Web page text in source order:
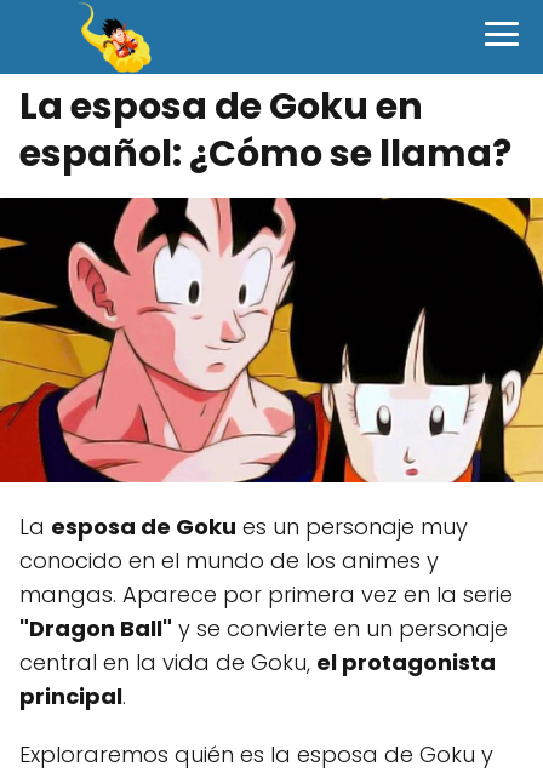
La esposa de Goku en
español: ¿Cómo se llama?
La esposa de Goku es un personaje muy
conocido en el mundo de los animes y
mangas. Aparece por primera vez en la serie
"Dragon Ball" y se convierte en un personaje
central en la vida de Goku, el protagonista
principal.
Exploraremos quién es la esposa de Goku y